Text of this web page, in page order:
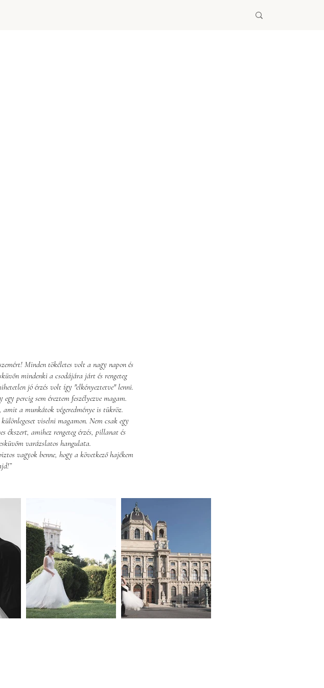
Minden tökéletes volt a nagy napon és
mindenki a csodájára járt és rengeteg
jó érzés volt így "elkényeztetve" lenni.
percig sem éreztem feszélyezve magam.
a munkátok végeredménye is tükröz.
viselni magamon. Nem csak egy
ékszert, amihez rengeteg érzés, pillanat és
varázslatos hangulata.
vagyok benne, hogy a következő hajékem